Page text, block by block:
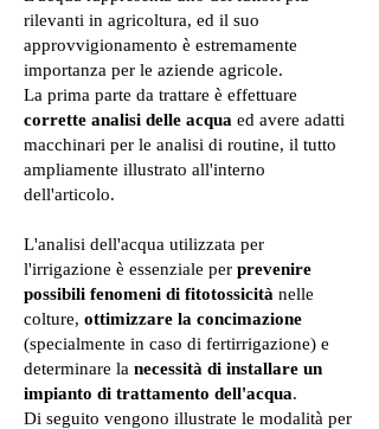
rilevanti in agricoltura, ed il suo
approvvigionamento è estremamente
importanza per le aziende agricole.
La prima parte da trattare è effettuare
corrette analisi delle acqua ed avere adatti
macchinari per le analisi di routine, il tutto
ampliamente illustrato all'interno
dell'articolo.
L'analisi dell'acqua utilizzata per
l'irrigazione è essenziale per prevenire
possibili fenomeni di fitotossicità nelle
colture, ottimizzare la concimazione
(specialmente in caso di fertirrigazione) e
determinare la necessità di installare un
impianto di trattamento dell'acqua.
Di seguito vengono illustrate le modalità per